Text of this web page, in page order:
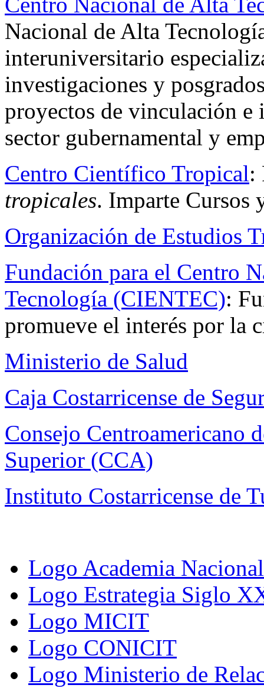
Nacional de Alta
interuniversitario
investigaciones y
proyectos de vinculación
sector gubernamental y
Centro Científico Tropical:
tropicales. Imparte Cursos
Organización de Estudios
Fundación para el Centro
Tecnología (CIENTEC):
promueve el interés por la
Ministerio de Salud
Caja Costarricense de
Consejo Centroamericano
Superior (CCA)
Instituto Costarricense de
Logo Academia
Logo Estrategia Siglo
Logo MICIT
Logo CONICIT
Logo Ministerio de